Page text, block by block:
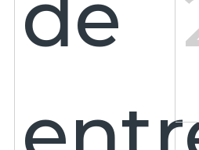
de